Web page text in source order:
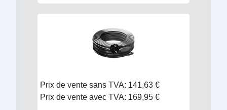
Prix de vente sans TVA: 141,63 €
Prix de vente avec TVA: 169,95 €